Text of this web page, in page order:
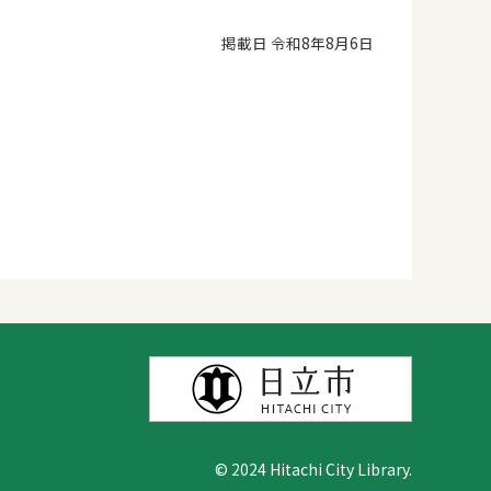
掲載日 令和8年8月6日
© 2024 Hitachi City Library.